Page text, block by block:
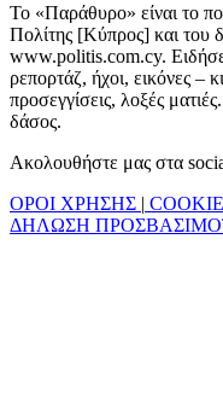
Το «Παράθυρο» είναι το
Πολίτης [Κύπρος] και του
www.politis.com.cy.
ρεπορτάζ, ήχοι, εικόνες –
προσεγγίσεις, λοξές
δάσος.
Ακολουθήστε μας στα
ΟΡΟΙ ΧΡΗΣΗΣ |
ΔΗΛΩΣΗ